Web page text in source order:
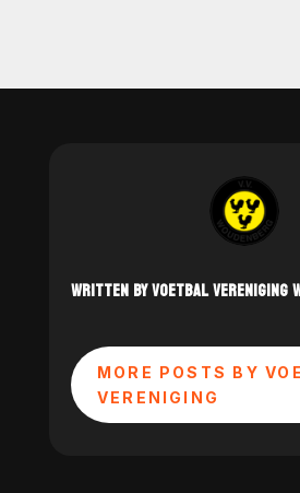
WRITTEN BY VOETBAL VERENIGING
MORE POSTS BY
VERENIGING